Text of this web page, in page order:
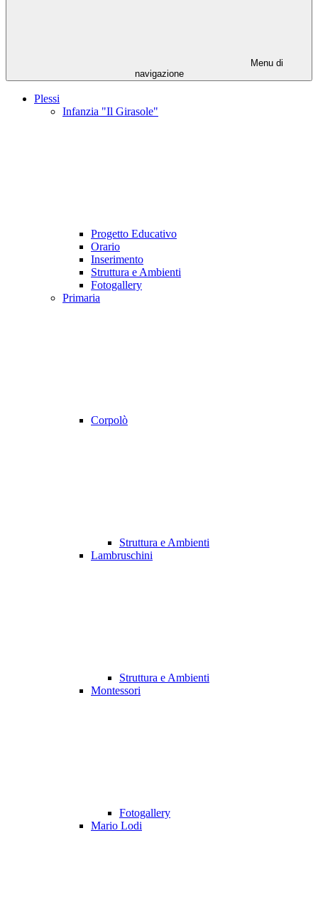
Menu di
navigazione
Plessi
Infanzia "Il Girasole"
Progetto Educativo
Orario
Inserimento
Struttura e Ambienti
Fotogallery
Primaria
Corpolò
Struttura e Ambienti
Lambruschini
Struttura e Ambienti
Montessori
Fotogallery
Mario Lodi